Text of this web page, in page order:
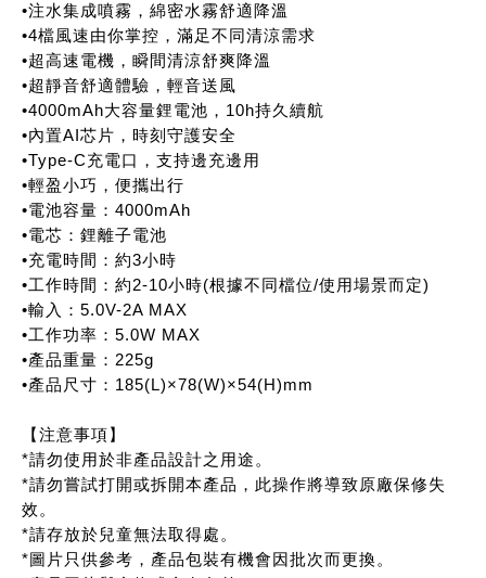
•注水集成噴霧，綿密水霧舒適降溫
•4檔風速由你掌控，滿足不同清涼需求
•超高速電機，瞬間清涼舒爽降溫
•超靜音舒適體驗，輕音送風
•4000mAh大容量鋰電池，10h持久續航
•內置AI芯片，時刻守護安全
•Type-C充電口，支持邊充邊用
•輕盈小巧，便攜出行
•電池容量：4000mAh
•電芯：鋰離子電池
•充電時間：約3小時
•工作時間：約2-10小時(根據不同檔位/使用場景而定)
•輸入：5.0V-2A MAX
•工作功率：5.0W MAX
•產品重量：225g
•產品尺寸：185(L)×78(W)×54(H)mm
【注意事項】
*請勿使用於非產品設計之用途。
*請勿嘗試打開或拆開本產品，此操作將導致原廠保修失
效。
*請存放於兒童無法取得處。
*圖片只供參考，產品包裝有機會因批次而更換。